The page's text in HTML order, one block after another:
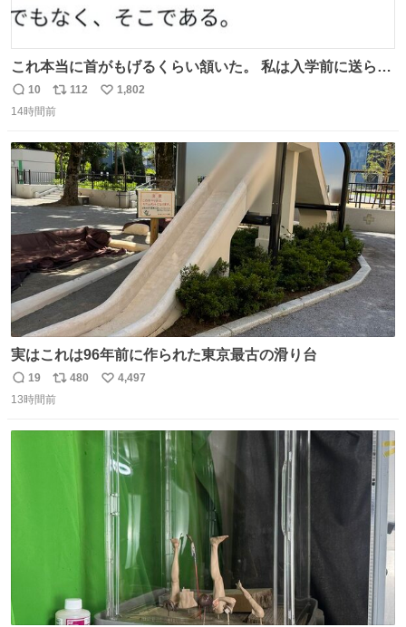
これ本当に首がもげるくらい頷いた。 私は入学前に送られ
てきた、大学のサークル紹介冊子を見た時点で終わりを感
じたので、女子大でもないくせに偏差値の高い大学のイン
た。 高偏差値に行けないならせめてそれくらいした方が予
後がいいです。 https://t.co/9nMHIrETkw
返
信
10
リ
ポ
ト
数
112
い
数
1,802
14時間前
実はこれは96年前に作られた東京最古の滑り台
返
信
19
リ
ポ
480
い
数
4,497
13時間前